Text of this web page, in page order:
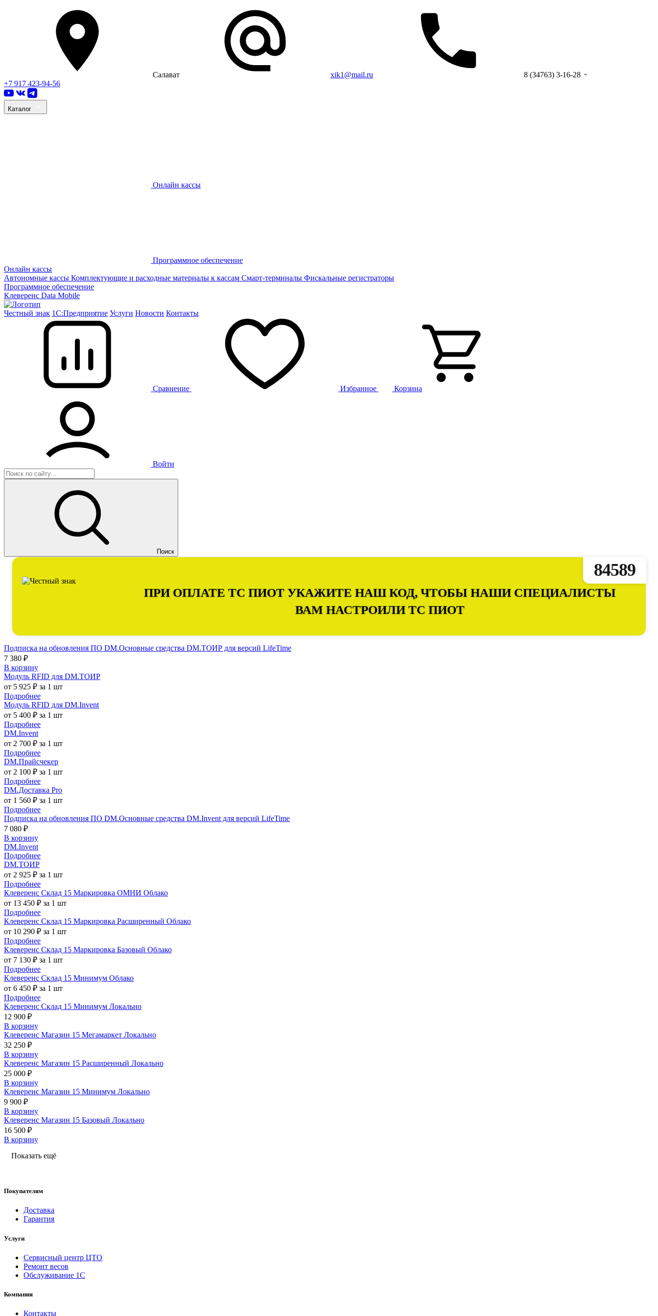
Салават xik1@mail.ru
8 (34763) 3-16-28
+7 917 423-94-56
Каталог
Онлайн кассы
Программное обеспечение
Онлайн кассы
Автономные кассы Комплектующие и расходные материалы к кассам Смарт-терминалы Фискальные регистраторы
Программное обеспечение
Клеверенс Data Mobile
Честный знак 1С:Предприятие Услуги Новости Контакты
Сравнение Избранное Корзина
Войти
Поиск
84589
ПРИ ОПЛАТЕ ТС ПИОТ УКАЖИТЕ НАШ КОД, ЧТОБЫ НАШИ СПЕЦИАЛИСТЫ
ВАМ НАСТРОИЛИ ТС ПИОТ
Подписка на обновления ПО DM.Основные средства DM.ТОИР для версий LifeTime
7 380 ₽
В корзину
Модуль RFID для DM.ТОИР
от 5 925 ₽ за 1 шт
Подробнее
Модуль RFID для DM.Invent
от 5 400 ₽ за 1 шт
Подробнее
DM.Invent
от 2 700 ₽ за 1 шт
Подробнее
DM.Прайсчекер
от 2 100 ₽ за 1 шт
Подробнее
DM.Доставка Pro
от 1 560 ₽ за 1 шт
Подробнее
Подписка на обновления ПО DM.Основные средства DM.Invent для версий LifeTime
7 080 ₽
В корзину
DM.Invent
Подробнее
DM.ТОИР
от 2 925 ₽ за 1 шт
Подробнее
Клеверенс Склад 15 Маркировка ОМНИ Облако
от 13 450 ₽ за 1 шт
Подробнее
Клеверенс Склад 15 Маркировка Расширенный Облако
от 10 290 ₽ за 1 шт
Подробнее
Клеверенс Склад 15 Маркировка Базовый Облако
от 7 130 ₽ за 1 шт
Подробнее
Клеверенс Склад 15 Минимум Облако
от 6 450 ₽ за 1 шт
Подробнее
Клеверенс Склад 15 Минимум Локально
12 900 ₽
В корзину
Клеверенс Магазин 15 Мегамаркет Локально
32 250 ₽
В корзину
Клеверенс Магазин 15 Расширенный Локально
25 000 ₽
В корзину
Клеверенс Магазин 15 Минимум Локально
9 900 ₽
В корзину
Клеверенс Магазин 15 Базовый Локально
16 500 ₽
В корзину
Показать ещё
Покупателям
Доставка
Гарантия
Услуги
Сервисный центр ЦТО
Ремонт весов
Обслуживание 1С
Компания
Контакты